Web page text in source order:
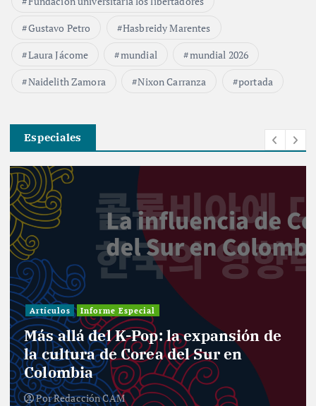
Gustavo Petro
Hasbreidy Marentes
Laura Jácome
mundial
mundial 2026
Naidelith Zamora
Nixon Carranza portada
Especiales
Artículos Informe Especial
Más allá del K-Pop: la expansión de
la cultura de Corea del Sur en
Colombia
PorRedacción CAM